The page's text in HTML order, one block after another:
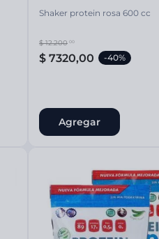
Shaker protein rosa 600 cc
$ 12.200 00
$ 7320,00 -40%
Agregar